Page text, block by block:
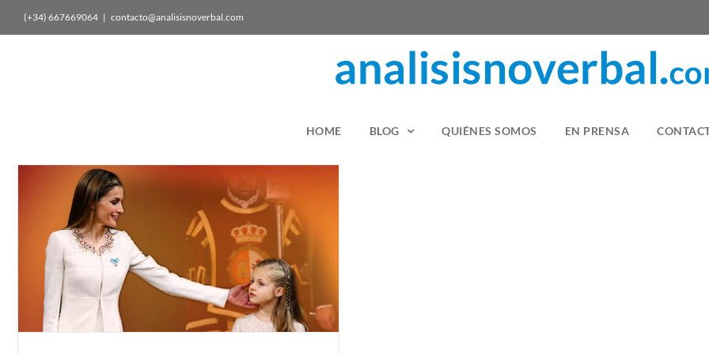
(+34) 667669064 | contacto@analisisnoverbal.com
HOME BLOG QUIÉNES SOMOS EN PRENSA